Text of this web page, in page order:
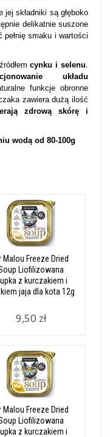
składniki są głęboko
delikatnie suszone
pełnię smaku i wartości
cynku i selenu.
układu
funkcje obronne
zawiera dużą ilość
zdrową skórę i
wodą od 80-100g
Malou Freeze Dried
Liofilizowana
z kurczakiem i
jaja dla kota 12g
9,50 zł
Malou Freeze Dried
Liofilizowana
z kurczakiem i